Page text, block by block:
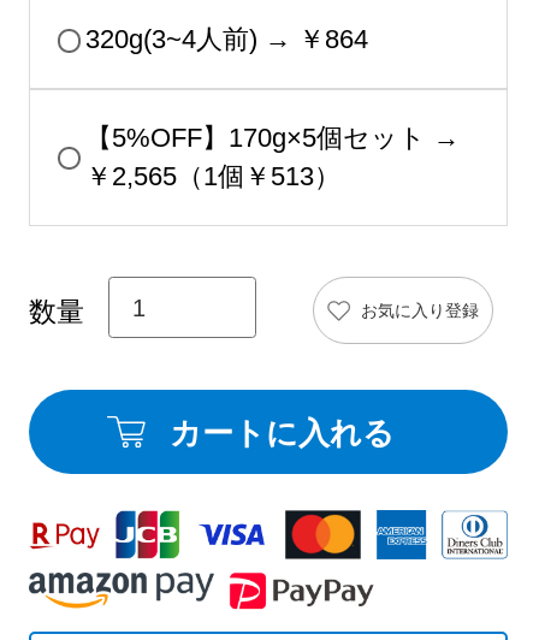
320g(3~4人前) → ￥864
【5%OFF】170g×5個セット →
￥2,565（1個￥513）
お気に入り登録
カートに入れる